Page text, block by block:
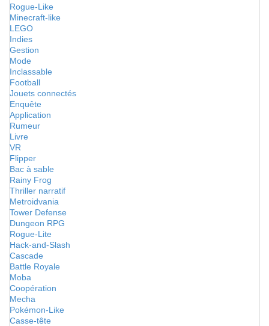
Rogue-Like
Minecraft-like
LEGO
Indies
Gestion
Mode
Inclassable
Football
Jouets connectés
Enquête
Application
Rumeur
Livre
VR
Flipper
Bac à sable
Rainy Frog
Thriller narratif
Metroidvania
Tower Defense
Dungeon RPG
Rogue-Lite
Hack-and-Slash
Cascade
Battle Royale
Moba
Coopération
Mecha
Pokémon-Like
Casse-tête